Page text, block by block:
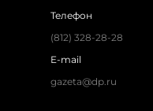
Телефон
(812) 328-28-28
E-mail
gazeta@dp.ru